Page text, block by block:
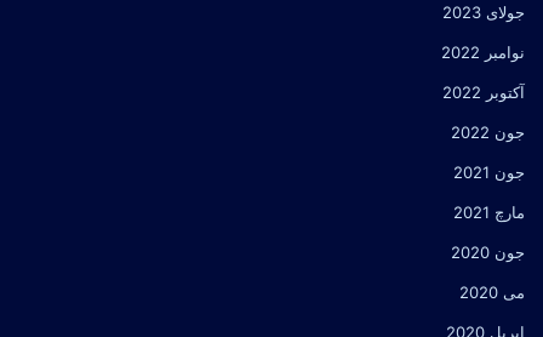
جولای 2023
نوامبر 2022
آکتوبر 2022
جون 2022
جون 2021
مارچ 2021
جون 2020
می 2020
اپریل 2020